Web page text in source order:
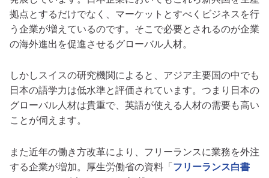
拠点とするだけでなく、マーケットとすべくビジネスを行
う企業が増えているのです。そこで必要とされるのが企業
の海外進出を促進させるグローバル人材。
しかしスイスの研究機関によると、アジア主要国の中でも
日本の語学力は低水準と評価されています。つまり日本の
グローバル人材は貴重で、英語が使える人材の需要も高い
ことが伺えます。
また近年の働き方改革により、フリーランスに業務を外注
する企業が増加。厚生労働省の資料「 フリーランス白書